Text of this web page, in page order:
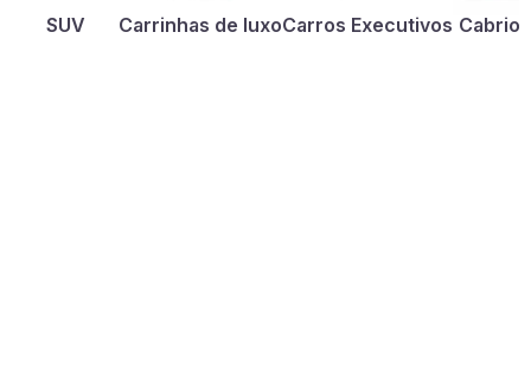
SUV Carrinhas de luxoCarros Executivos